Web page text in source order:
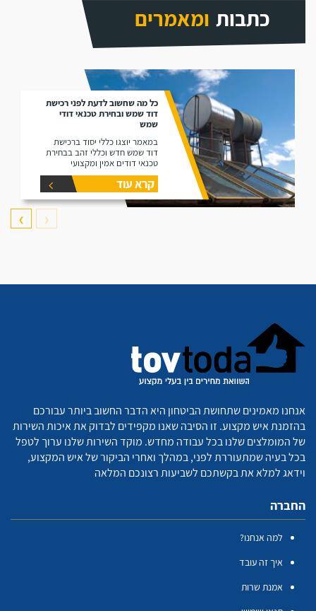
כתבות ומאמרים
כל מה שחשוב לדעת לפני רכישת
דוד שמש ובחירת טכנאי דודי
שמש
במאמר יוצגו כללי יסוד ברכישת
דוד שמש חדש וכללי זהב בבחירת
טכנאי דודים אמין ומקצועי
קרא עוד
❮
❯
אנחנו מאמינים שתחושת הביטחון היא הדבר החשוב ביותר עבורכם
בהזמנת איש מקצוע. זו הסיבה שאנו מקפידים לבדוק את איכות השירות
של המומלצים שלנו בכל עבודה מחדש. מוקד השירות שלנו ערוך לטפל
בכל בעיה שמתעוררת לפני, במהלך ואחרי הביקור של איש המקצוע,
וידאג למלא את בקשתכם לשביעות רצונכם המלאה
החברה
למה אנחנו?
איך זה עובד
אמנת שרות